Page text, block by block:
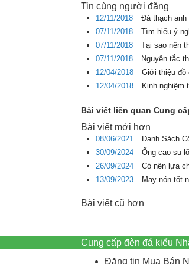
Tin cùng người đăng
12/11/2018 Đá thạch anh
07/11/2018
Tìm hiểu ý
07/11/2018
Tại sao nên
07/11/2018
Nguyên tắc
12/04/2018
Giới thiệu đồ
12/04/2018
Kinh nghiệm
Bài viết liên quan Cung
Bài viết mới hơn
08/06/2021 Danh Sách
30/09/2024
Ống cao su
26/09/2024
Có nên lựa
13/09/2023
May nón tốt
Bài viết cũ hơn
Cung cấp đèn đá kiểu
Đăng tin Mua Bán